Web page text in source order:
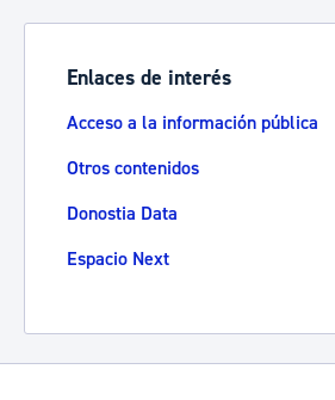
Enlaces de interés
Acceso a la información pública
Otros contenidos
Donostia Data
Espacio Next